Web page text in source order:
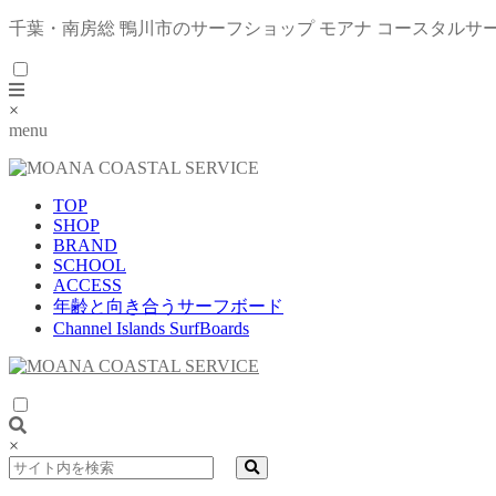
千葉・南房総 鴨川市のサーフショップ モアナ コースタルサ
×
menu
TOP
SHOP
BRAND
SCHOOL
ACCESS
年齢と向き合うサーフボード
Channel Islands SurfBoards
×